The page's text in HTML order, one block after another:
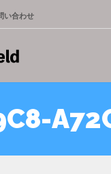
い合わせ